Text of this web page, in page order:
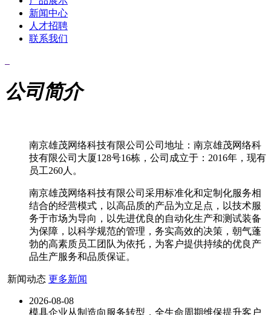
新闻中心
人才招聘
联系我们
公司简介
南京雄茂网络科技有限公司公司地址：南京雄茂网络科
技有限公司大厦128号16栋，公司成立于：2016年，现有
员工260人。
南京雄茂网络科技有限公司采用标准化和定制化服务相
结合的经营模式，以高品质的产品为立足点，以技术服
务于市场为导向，以先进优良的自动化生产和测试装备
为保障，以科学规范的管理，务实高效的决策，朝气蓬
勃的高素质员工团队为依托，为客户提供持续的优良产
品生产服务和品质保证。
新闻动态 更多新闻
2026-08-08
模具企业从制造向服务转型，全生命周期维保提升客户